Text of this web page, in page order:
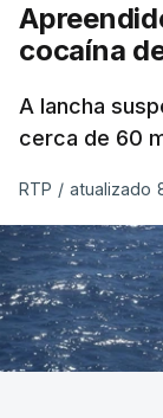
cocaína
A lancha
cerca de 60
RTP / atualizado